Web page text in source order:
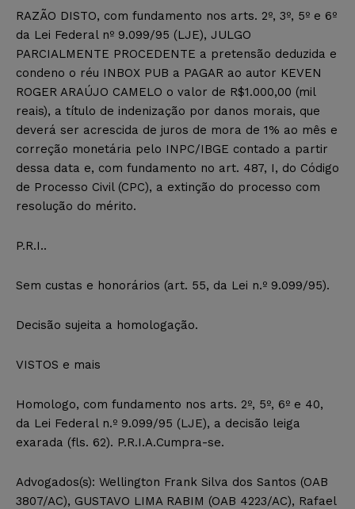
RAZÃO DISTO, com fundamento nos arts. 2º, 3º, 5º e 6º
da Lei Federal nº 9.099/95 (LJE), JULGO
PARCIALMENTE PROCEDENTE a pretensão deduzida e
condeno o réu INBOX PUB a PAGAR ao autor KEVEN
ROGER ARAÚJO CAMELO o valor de R$1.000,00 (mil
reais), a título de indenização por danos morais, que
deverá ser acrescida de juros de mora de 1% ao mês e
correção monetária pelo INPC/IBGE contado a partir
dessa data e, com fundamento no art. 487, I, do Código
de Processo Civil (CPC), a extinção do processo com
resolução do mérito.
P.R.I..
Sem custas e honorários (art. 55, da Lei n.º 9.099/95).
Decisão sujeita a homologação.
VISTOS e mais
Homologo, com fundamento nos arts. 2º, 5º, 6º e 40,
da Lei Federal n.º 9.099/95 (LJE), a decisão leiga
exarada (fls. 62). P.R.I.A.Cumpra-se.
Advogados(s): Wellington Frank Silva dos Santos (OAB
3807/AC), GUSTAVO LIMA RABIM (OAB 4223/AC), Rafael